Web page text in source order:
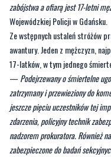
Dojeżdżając policjanci zauważyli
zakrwawione ręce, co mogło
został zatrzymany. Po dotarciu
zabójstwa a ofiarą jest 17-letni
Wojewódzkiej Policji w Gdańsku.
Ze wstępnych ustaleń stróżów
awantury. Jeden z mężczyzn,
17-latków, w tym jednego
—Podejrzewany o śmiertelne
zatrzymany i przewieziony do
jeszcze pięciu uczestników tej